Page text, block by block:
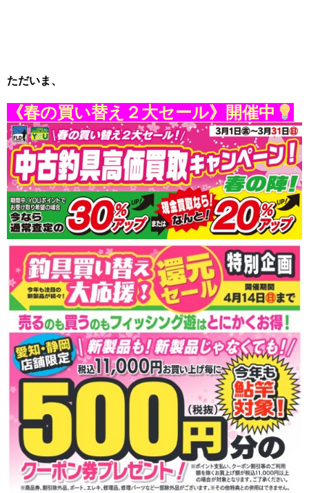
ただいま、
《春の買い替え２大セール》開催中